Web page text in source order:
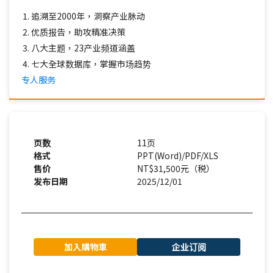
追溯至2000年，洞察产业脉动
优质报告，助攻精准决策
八大主题，23产业频道涵盖
七大全球数据库，掌握市场趋势
专人服务
页数
11页
格式
PPT(Word)/PDF/XLS
售价
NT$31,500元（税）
发布日期
2025/12/01
加入購物車 企业订阅